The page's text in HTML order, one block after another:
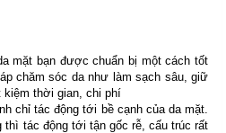
mặt bạn được chuẩn bị một cách tốt
chăm sóc da như làm sạch sâu, giữ
thời gian, chi phí
chỉ tác động tới bề cạnh của da mặt.
thì tác động tới tận gốc rễ, cấu trúc rất